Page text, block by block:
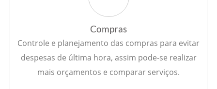
Compras
Controle e planejamento das compras para evitar
despesas de última hora, assim pode-se realizar
mais orçamentos e comparar serviços.